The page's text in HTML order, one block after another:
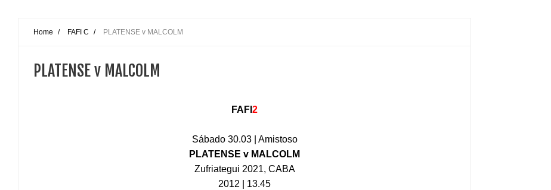
Home / FAFI C / PLATENSE v MALCOLM
PLATENSE v MALCOLM
FAFI 2
Sábado 30.03 | Amistoso
PLATENSE v MALCOLM
Zufriategui 2021, CABA
2012 | 13.45